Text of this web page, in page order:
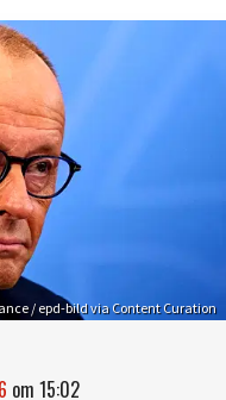
/ epd-bild via Content Curation
om 15:02